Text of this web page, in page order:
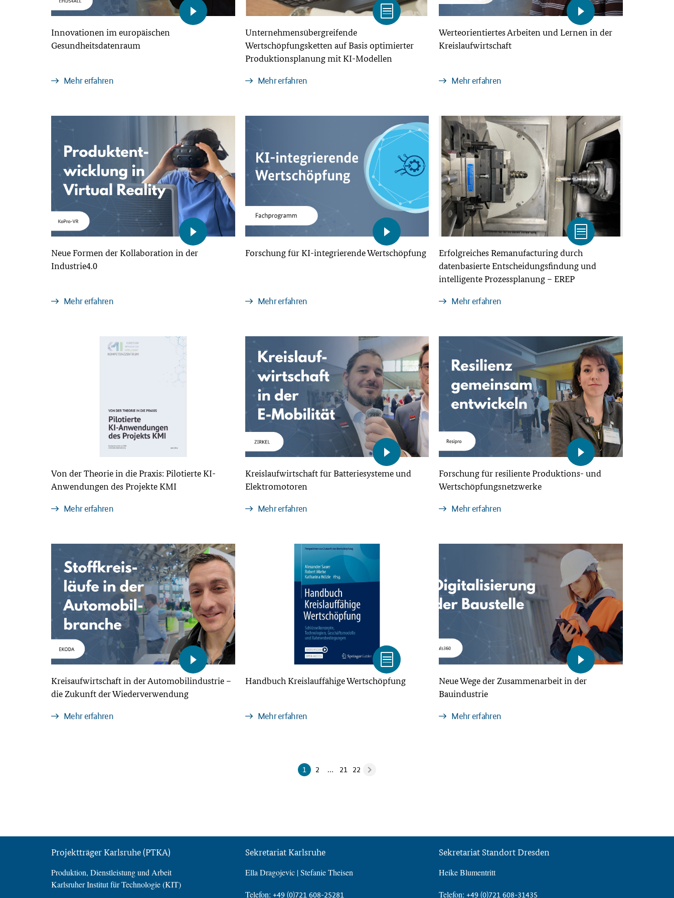
Innovationen im europäischen
Gesundheitsdatenraum
Mehr erfahren
Unternehmensübergreifende
Wertschöpfungsketten auf Basis optimierter
Produktionsplanung mit KI-Modellen
Mehr erfahren
Werteorientiertes Arbeiten und Lernen in der
Kreislaufwirtschaft
Mehr erfahren
Neue Formen der Kollaboration in der
Industrie4.0
Mehr erfahren
Forschung für KI-integrierende Wertschöpfung
Mehr erfahren
Erfolgreiches Remanufacturing durch
datenbasierte Entscheidungsfindung und
intelligente Prozessplanung – EREP
Mehr erfahren
Von der Theorie in die Praxis: Pilotierte KI-
Anwendungen des Projekte KMI
Mehr erfahren
Kreislaufwirtschaft für Batteriesysteme und
Elektromotoren
Mehr erfahren
Forschung für resiliente Produktions- und
Wertschöpfungsnetzwerke
Mehr erfahren
Kreisaufwirtschaft in der Automobilindustrie –
die Zukunft der Wiederverwendung
Mehr erfahren
Handbuch Kreislauffähige Wertschöpfung
Mehr erfahren
Neue Wege der Zusammenarbeit in der
Bauindustrie
Mehr erfahren
1 2 … 21 22
Projektträger Karlsruhe (PTKA)
Produktion, Dienstleistung und Arbeit
Karlsruher Institut für Technologie (KIT)
Sekretariat Karlsruhe
Ella Dragojevic | Stefanie Theisen
Telefon: +49 (0)721 608-25281
Sekretariat Standort Dresden
Heike Blumentritt
Telefon:+49 (0)721 608-31435